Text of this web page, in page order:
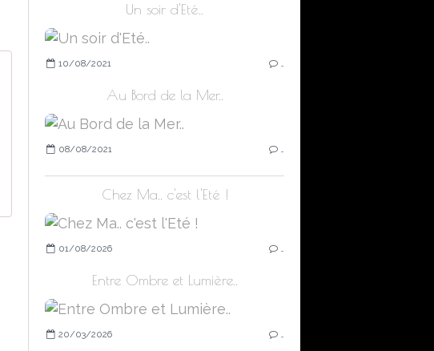
Un soir d'Eté..
10/08/2021
Au Bord de la Mer..
08/08/2021
Chez Ma.. c'est l'Eté !
01/08/2026
Entre Ombre et Lumière..
20/03/2026